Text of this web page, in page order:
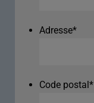
Adresse*
Code postal*